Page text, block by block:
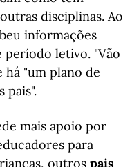
disciplinas. Ao
informações
letivo. "Vão
há "um plano de
pais".
mais apoio por
para
outros pais